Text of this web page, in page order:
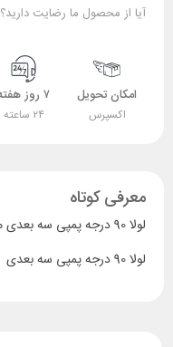
آیا از محصول ما رضایت دارید؟
امکان تحویل
اکسپرس
۷ روز هفته
۲۴ ساعته
معرفی کوتاه
لولا 90 درجه پمپی سه بعدی ملونی
لولا 90 درجه پمپی سه بعدی